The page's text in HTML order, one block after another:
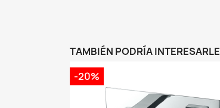
TAMBIÉN PODRÍA INTERESARLE
-20%